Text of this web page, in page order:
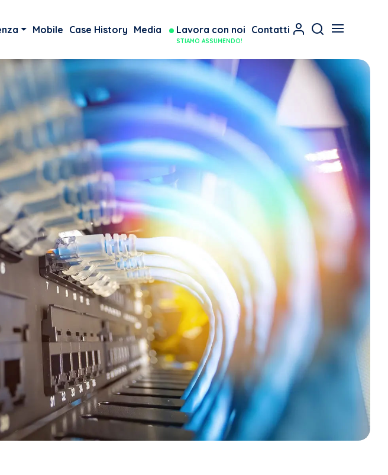
Mobile Case History Media Lavora con noi Contatti